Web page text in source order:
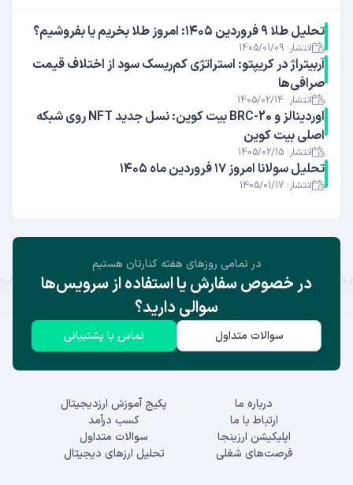
تحلیل طلا ۹ فروردین ۱۴۰۵: امروز طلا بخریم یا بفروشیم؟
انتشار: 1405/01/09
آربیتراژ در کریپتو: استراتژی کم‌ریسک سود از اختلاف قیمت
صرافی‌ها
انتشار: 1405/02/14
اوردینالز و BRC-20 بیت کوین: نسل جدید NFT روی شبکه
اصلی بیت کوین
انتشار: 1405/02/15
تحلیل سولانا امروز ۱۷ فروردین ماه ۱۴۰۵
انتشار: 1405/01/17
در تمامی روز‌های هفته کنارتان هستیم
در خصوص سفارش یا استفاده از سرویس‌ها
سوالی دارید؟
سوالات متداول تماس با پشتیبانی
درباره ما
ارتباط با ما
اپلیکیشن ارزینجا
فرصت‌های شغلی
پکیج آموزش ارزدیجیتال
کسب درآمد
سوالات متداول
تحلیل ارزهای دیجیتال